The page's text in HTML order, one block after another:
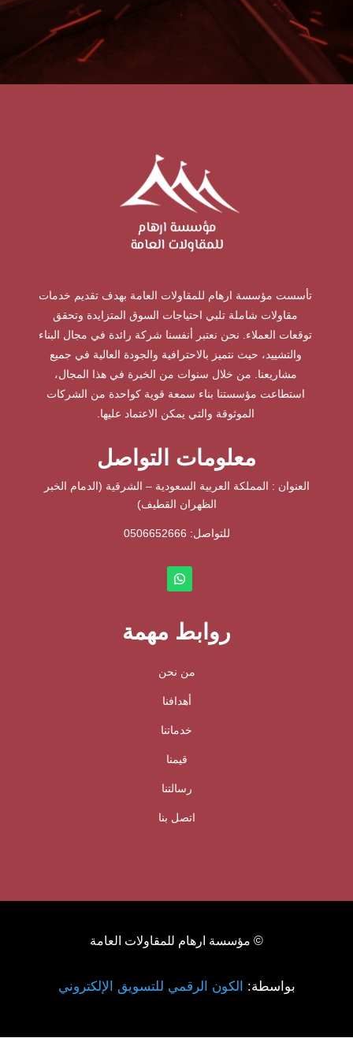
تأسست مؤسسة ارهام للمقاولات العامة بهدف تقديم خدمات
مقاولات شاملة تلبي احتياجات السوق المتزايدة وتحقق
توقعات العملاء. نحن نعتبر أنفسنا شركة رائدة في مجال البناء
والتشييد، حيث نتميز بالاحترافية والجودة العالية في جميع
مشاريعنا. من خلال سنوات من الخبرة في هذا المجال،
استطاعت مؤسستنا بناء سمعة قوية كواحدة من الشركات
الموثوقة والتي يمكن الاعتماد عليها.
معلومات التواصل
العنوان : المملكة العربية السعودية – الشرقية (الدمام الخبر
الظهران القطيف)
للتواصل: ⁦ 0506652666
روابط مهمة
من نحن
أهدافنا
خدماتنا
قيمنا
رسالتنا
اتصل بنا
© مؤسسة ارهام للمقاولات العامة
بواسطة: الكون الرقمي للتسويق الإلكتروني